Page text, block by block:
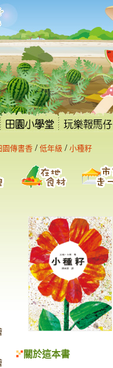
園傳書香 / 低年級 / 小種籽
關於這本書